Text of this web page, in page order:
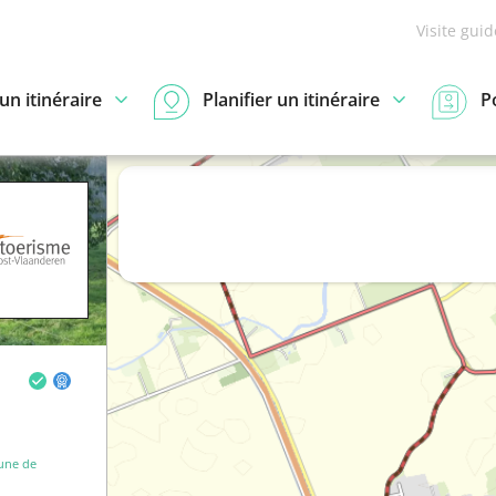
Visite
itinéraire Planifier un itinéraire
de